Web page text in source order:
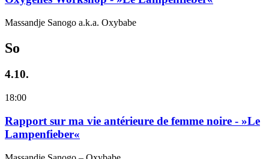
Massandje Sanogo a.k.a. Oxybabe
So
4.10.
18:00
Rapport sur ma vie antérieure de femme noire - »Le
Lampenfieber«